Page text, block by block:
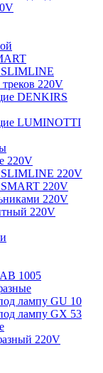
220V
DENKIRS
LUMINOTTI
220V
220V
220V
220V
220V
1005
лампу GU 10
лампу GX 53
220V